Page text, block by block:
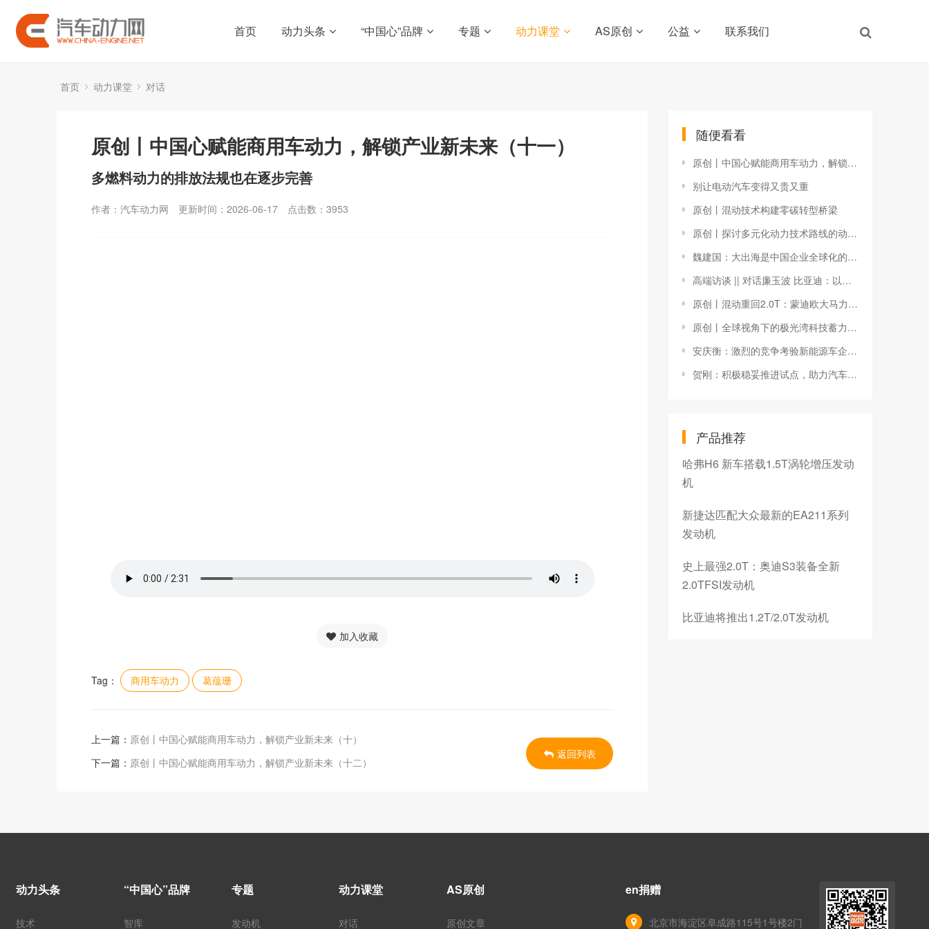
首页 动力头条 “中国心”品牌 专题 动力课堂 AS原创 公益 联系我们
首页 动力课堂 对话
原创丨中国心赋能商用车动力，解锁产业新未来（十一）
多燃料动力的排放法规也在逐步完善
作者：汽车动力网 更新时间：2026-06-17 点击数： 3953
加入收藏
Tag： 商用车动力 葛蕴珊
上一篇： 原创丨中国心赋能商用车动力，解锁产业新未来（十）
下一篇： 原创丨中国心赋能商用车动力，解锁产业新未来（十二）
返回列表
随便看看
原创丨中国心赋能商用车动力，解锁产业新未来（九）
别让电动汽车变得又贵又重
原创丨混动技术构建零碳转型桥梁
原创丨探讨多元化动力技术路线的动力系统能效新标准——“中国心”节能动力系统研讨会在天津召开
魏建国：大出海是中国企业全球化的新航标
高端访谈 || 对话廉玉波 比亚迪：以前瞻性技术创新破解“卡脖子”难题
原创丨混动重回2.0T：蒙迪欧大马力混动技术解读
原创丨全球视角下的极光湾科技蓄力向新
安庆衡：激烈的竞争考验新能源车企综合竞争力
贺刚：积极稳妥推进试点，助力汽车自动驾驶商业化应用
产品推荐
哈弗H6 新车搭载1.5T涡轮增压发动
机
新捷达匹配大众最新的EA211系列
发动机
史上最强2.0T：奥迪S3装备全新
2.0TFSI发动机
比亚迪将推出1.2T/2.0T发动机
动力头条
技术
“中国心”品牌
智库
专题
发动机
动力课堂
对话
AS原创
原创文章
en捐赠
北京市海淀区阜成路115号1号楼2门